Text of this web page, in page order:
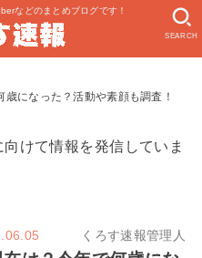
などのまとめブログです！
SEARCH
になった？活動や素顔も調査！
けて情報を発信していま
くろす速報管理人